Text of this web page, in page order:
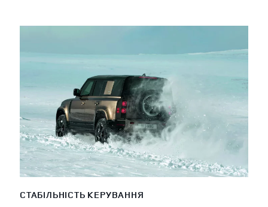
СТАБІЛЬНІСТЬ КЕРУВАННЯ